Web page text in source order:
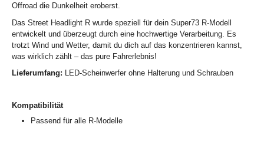
Offroad die Dunkelheit eroberst.
Das Street Headlight R wurde speziell für dein Super73 R-Modell
entwickelt und überzeugt durch eine hochwertige Verarbeitung. Es
trotzt Wind und Wetter, damit du dich auf das konzentrieren kannst,
was wirklich zählt – das pure Fahrerlebnis!
Lieferumfang: LED-Scheinwerfer ohne Halterung und Schrauben
Kompatibilität
Passend für alle R-Modelle